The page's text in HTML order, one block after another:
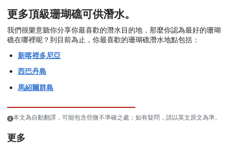
更多頂級珊瑚礁可供潛水。
我們很樂意聽你分享你最喜歡的潛水目的地，那麼你認為最好的珊瑚
礁在哪裡呢？到目前為止，你最喜歡的珊瑚礁潛水地點包括：
新喀裡多尼亞
西巴丹島
馬紹爾群島
本文為自動翻譯，可能包含些微不準確之處；如有疑問，請以英文原文為準。
更多